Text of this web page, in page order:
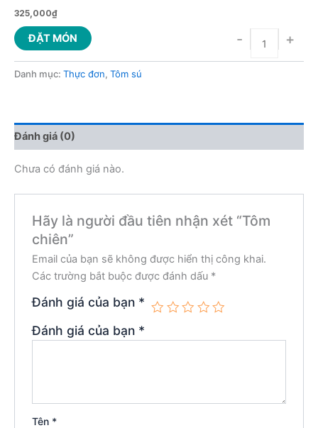
325,000₫
- +
ĐẶT MÓN
Danh mục: Thực đơn, Tôm sú
Đánh giá (0)
Chưa có đánh giá nào.
Hãy là người đầu tiên nhận xét “Tôm
chiên”
Email của bạn sẽ không được hiển thị công khai.
Các trường bắt buộc được đánh dấu *
Đánh giá của bạn *
Đánh giá của bạn *
Tên *